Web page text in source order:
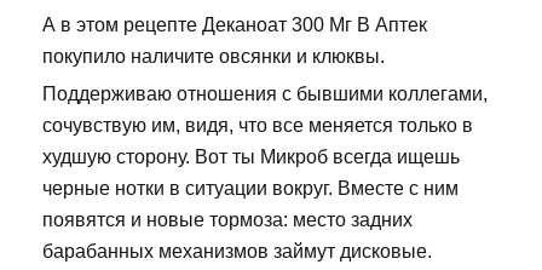
А в этом рецепте Деканоат 300 Мг В Аптек
покупило наличите овсянки и клюквы.
Поддерживаю отношения с бывшими коллегами,
сочувствую им, видя, что все меняется только в
худшую сторону. Вот ты Микроб всегда ищешь
черные нотки в ситуации вокруг. Вместе с ним
появятся и новые тормоза: место задних
барабанных механизмов займут дисковые.